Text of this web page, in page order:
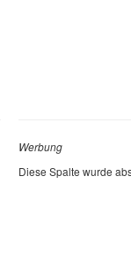
Werbung
Diese Spalte wurde